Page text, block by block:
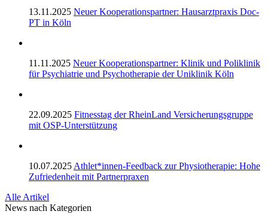
13.11.2025 Neuer Kooperationspartner: Hausarztpraxis Doc-
PT in Köln
11.11.2025 Neuer Kooperationspartner: Klinik und Poliklinik
für Psychiatrie und Psychotherapie der Uniklinik Köln
22.09.2025 Fitnesstag der RheinLand Versicherungsgruppe
mit OSP-Unterstützung
10.07.2025 Athlet*innen-Feedback zur Physiotherapie: Hohe
Zufriedenheit mit Partnerpraxen
Alle Artikel
News nach Kategorien